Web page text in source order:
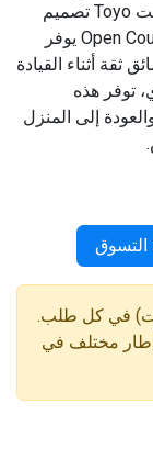
الحصرية الخاصة بشركة Toyo (T-mode)، قدمت Toyo تصميم
نعل متقدم، بناءً، ومركبات جديدة. Open Country A/T III يوفر
ثقة أثناء القيادة
توفر هذه
إلى المنزل
التسوق
إطار مختلف في